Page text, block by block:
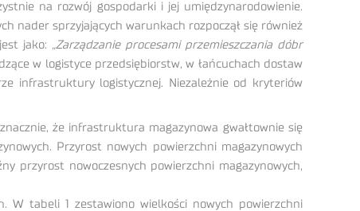
na rozwój gospodarki i jej umiędzynarodowienie.
nader sprzyjających warunkach rozpoczął się również
jako: „Zarządzanie procesami przemieszczania dóbr
w logistyce przedsiębiorstw, w łańcuchach dostaw
infrastruktury logistycznej. Niezależnie od kryteriów
że infrastruktura magazynowa gwałtownie się
Przyrost nowych powierzchni magazynowych
przyrost nowoczesnych powierzchni magazynowych,
W tabeli 1 zestawiono wielkości nowych powierzchni